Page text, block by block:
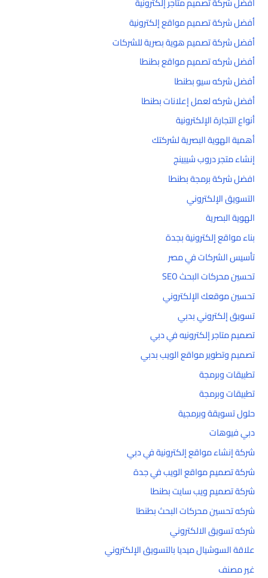
أفضل شركة تصميم مواقع إلكترونية
أفضل شركة تصميم هوية بصرية للشركات
أفضل شركه تصميم مواقع بطنطا
أفضل شركه سيو بطنطا
أفضل شركه لعمل إعلانات بطنطا
أنواع التجارة الإلكترونية
أهمية الهوية البصرية لشركتك
إنشاء متجر دروب شيبينج
افضل شركة برمجة بطنطا
التسويق الإلكتروني
الهوية البصرية
بناء مواقع إلكترونية بجدة
تأسيس الشركات في مصر
تحسين محركات البحث SEO
تحسين موقعك الإلكتروني
تسويق إلكتروني بدبي
تصميم متاجر إلكترونيه في دبي
تصميم وتطوير مواقع الويب بدبي
تطبيقات وبرمجة
تطبيقات وبرمجة
حلول تسويقة وبرمجية
دبي فيوهات
شركة إنشاء مواقع إلكترونية في دبي
شركة تصميم مواقع الويب في جدة
شركة تصميم ويب سايت بطنطا
شركه تحسين محركات البحث بطنطا
شركه تسويق الالكتروني
علاقة السوشيال ميديا بالتسويق الإلكتروني
غير مصنف